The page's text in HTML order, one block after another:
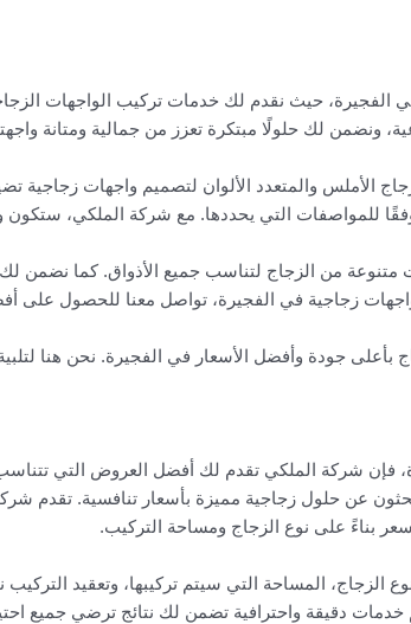
حيث نقدم لك خدمات تركيب الواجهات
ونضمن لك حلولًا مبتكرة تعزز من جمالية ومتانة
الأملس والمتعدد الألوان لتصميم واجهات زجاجية
للمواصفات التي يحددها. مع شركة الملكي، ستكون
متنوعة من الزجاج لتناسب جميع الأذواق. كما نضمن
زجاجية في الفجيرة، تواصل معنا للحصول على
جودة وأفضل الأسعار في الفجيرة. نحن هنا
فإن شركة الملكي تقدم لك أفضل العروض التي تتناسب
يبحثون عن حلول زجاجية مميزة بأسعار تنافسية. تقدم
بناءً على نوع الزجاج ومساحة التركيب.
الزجاج، المساحة التي سيتم تركيبها، وتعقيد
دقيقة واحترافية تضمن لك نتائج ترضي جميع